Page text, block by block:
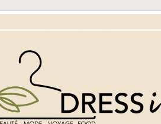
mode à Caen